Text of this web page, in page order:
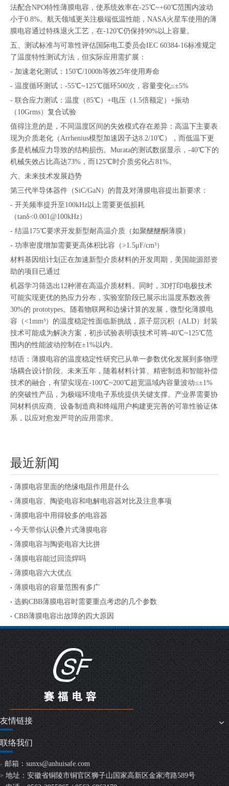
法配合NPO特性薄膜电容，使系统效率在-25℃~+60℃范围内波动
小于0.8%。航天领域更关注极端低温性能，NASA火星车使用的薄
膜电容通过特殊退火工艺，在-120℃仍保持90%以上容量。
五、测试标准与可靠性评估国际电工委员会IEC 60384-16标准规定
了温度特性测试方法，但实际应用需扩展：
- 加速老化测试：150℃/1000h等效25年使用寿命
- 温度循环测试：-55℃~125℃循环500次，容量变化≤±5%
- 联合应力测试：温度（85℃）+电压（1.5倍额定）+振动
（10Grms）复合试验
值得注意的是，不同温度区间的失效模式存在差异：高温下主要表
现为介质老化（Arrhenius模型加速因子达8.2/10℃），而低温下更
多是机械应力导致的结构损伤。Murata的测试数据显示，-40℃下的
机械失效占比高达73%，而125℃时介质劣化占81%。
六、未来技术发展趋势
第三代半导体器件（SiC/GaN）的普及对薄膜电容提出新要求：
- 开关频率提升至100kHz以上需要更低损耗
（tanδ<0.001@100kHz）
- 结温175℃要求开发新型耐高温介质（如聚醚醚酮薄膜）
- 功率密度增加需要更高体积比容（>1.5μF/cm³）
材料基因组计划正在加速新型介质材料的开发周期，美国能源部资
助的项目已通过
机器学习筛选出12种潜在高温介质材料。同时，3D打印电极技术
可能实现更优的热应力分布，实验室阶段已展示出温度系数改善
30%的 prototypes。随着物联网和边缘计算的发展，微型化薄膜电
容（<1mm³）的温度稳定性面临新挑战，原子层沉积（ALD）封装
技术可能成为解决方案，初步试验表明该技术可将-40℃~125℃范
围内的性能波动控制在±1%以内。
结语：薄膜电容的温度稳定性研究已从单一参数优化发展到多物理
场耦合设计阶段。未来五年，随着材料计算、精密制造和智能补偿
技术的融合，有望实现在-100℃~200℃超宽温域内容量波动≤±1%
的突破性产品，为极端环境电子系统提供关键支撑。产业界需要协
同材料供应商、设备制造商和终端用户构建更完善的可靠性验证体
系，以应对愈发严苛的应用需求。
最近新闻
薄膜电容里面的绝缘电阻作用是什么
薄膜电容、陶瓷电容和电解电容器对比及注意事项
薄膜电容中用得较多的电容器
今天带你认识叠片式薄膜电容
薄膜电容与陶瓷电容大比拼
薄膜电容能过回流焊吗
薄膜电容六大优点
薄膜电容的容量范围有多广
选购CBB薄膜电容时需要重点考虑的几个参数
CBB薄膜电容出故障的四大原因
友情链接
联络我们
> 邮箱： sunxs@anhuisafe.com
> 地址：安徽省铜陵市铜官区狮子山国家高新区金家湾路589号